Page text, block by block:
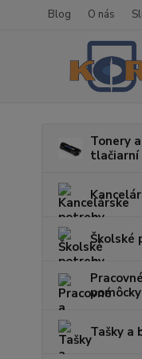
Blog O nás
Tonery
tlačiarní
Školské
pomôcky
Tašky a